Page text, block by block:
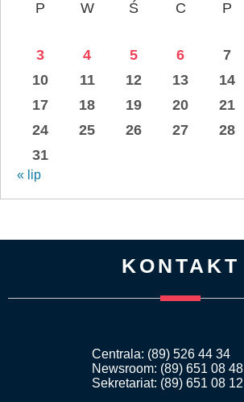
P W Ś C P
3
4 5 6 7
10
11 12 13 14
17
18 19 20 21
24
25 26 27 28
31
« lip
KONTAKT
Centrala: (89) 526 44 34
Newsroom: (89) 651 08 48
Sekretariat: (89) 651 08 12